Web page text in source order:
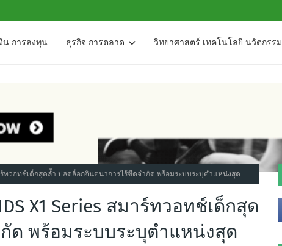
น การลงทุน ธุรกิจ การตลาด วิทยาศาสตร์ เทคโนโลยี นวัตกรรม
าร์ทวอทช์เด็กสุดล้ำ ปลดล็อกจินตนาการไร้ขีดจำกัด พร้อมระบบระบุตำแหน่งสุด
X1 Series สมาร์ทวอทช์เด็กสุด
ด พร้อมระบบระบุตำแหน่งสุด